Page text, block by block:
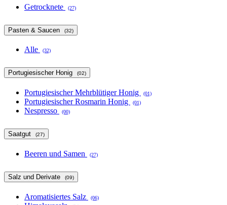
Getrocknete (27)
Pasten & Saucen (32)
Alle (32)
Portugiesischer Honig (02)
Portugiesischer Mehrblütiger Honig (01)
Portugiesischer Rosmarin Honig (01)
Nespresso (00)
Saatgut (27)
Beeren und Samen (27)
Salz und Derivate (09)
Aromatisiertes Salz (06)